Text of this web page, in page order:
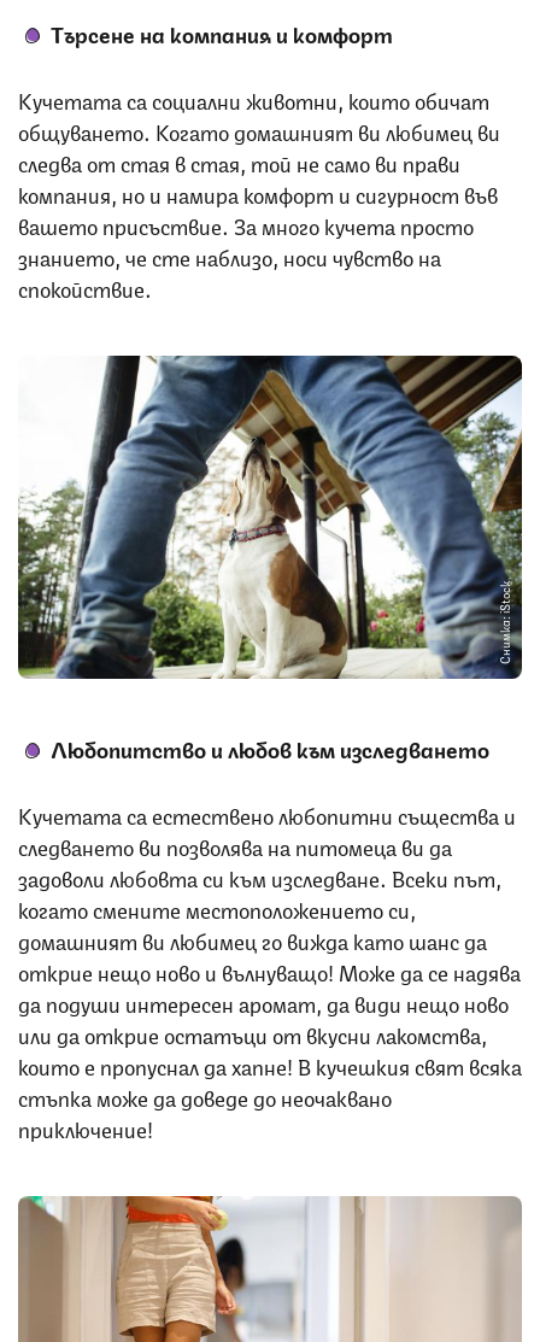
Търсене на компания и комфорт
Кучетата са социални животни, които обичат
общуването. Когато домашният ви любимец ви
следва от стая в стая, той не само ви прави
компания, но и намира комфорт и сигурност във
вашето присъствие. За много кучета просто
знанието, че сте наблизо, носи чувство на
спокойствие.
Снимка: iStock
Любопитство и любов към изследването
Кучетата са естествено любопитни същества и
следването ви позволява на питомеца ви да
задоволи любовта си към изследване. Всеки път,
когато смените местоположението си,
домашният ви любимец го вижда като шанс да
открие нещо ново и вълнуващо! Може да се надява
да подуши интересен аромат, да види нещо ново
или да открие остатъци от вкусни лакомства,
които е пропуснал да хапне! В кучешкия свят всяка
стъпка може да доведе до неочаквано
приключение!